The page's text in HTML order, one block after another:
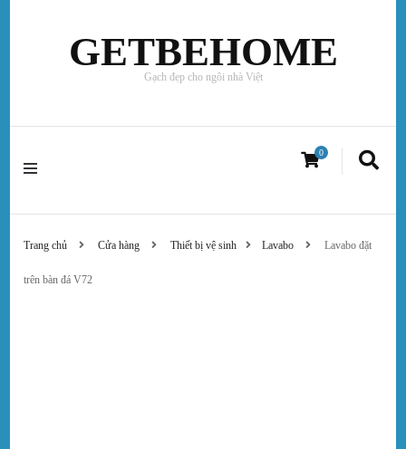
GETBEHOME
Gạch đẹp cho ngôi nhà Việt
0
Trang chủ Cửa hàng Thiết bị vệ sinh Lavabo Lavabo đặt
trên bàn đá V72